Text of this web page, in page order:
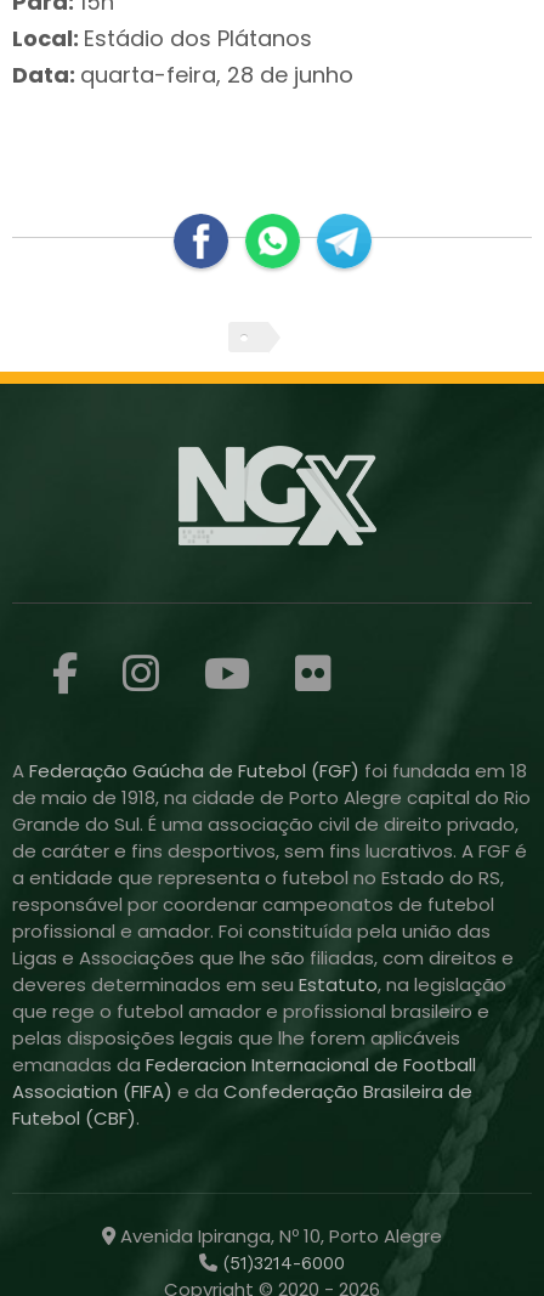
Local: Estádio dos Plátanos
Data: quarta-feira, 28 de junho
AFederação Gaúcha de Futebol (FGF) foi fundada em 18
de maio de 1918, na cidade de Porto Alegre capital do Rio
Grande do Sul. É uma associação civil de direito privado,
de caráter e fins desportivos, sem fins lucrativos. A FGF é
a entidade que representa o futebol no Estado do RS,
responsável por coordenar campeonatos de futebol
profissional e amador. Foi constituída pela união das
Ligas e Associações que lhe são filiadas, com direitos e
deveres determinados em seu Estatuto, na legislação
que rege o futebol amador e profissional brasileiro e
pelas disposições legais que lhe forem aplicáveis
emanadas da Federacion Internacional de Football
Association (FIFA) e da Confederação Brasileira de
Futebol (CBF).
Avenida Ipiranga, Nº 10, Porto Alegre
(51)3214-6000
Copyright © 2020 - 2026